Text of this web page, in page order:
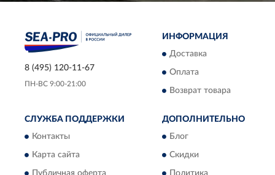
8 (495) 120-11-67
ПН-ВС 9:00-21:00
ИНФОРМАЦИЯ
Доставка
Оплата
Возврат товара
СЛУЖБА ПОДДЕРЖКИ
Контакты
Карта сайта
ДОПОЛНИТЕЛЬНО
Блог
Скидки